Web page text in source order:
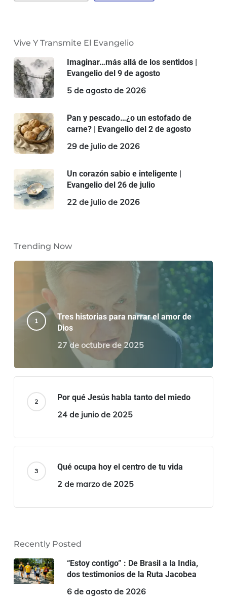
Vive Y Transmite El Evangelio
Imaginar…más allá de los sentidos |
Evangelio del 9 de agosto
5 de agosto de 2026
Pan y pescado…¿o un estofado de
carne? | Evangelio del 2 de agosto
29 de julio de 2026
Un corazón sabio e inteligente |
Evangelio del 26 de julio
22 de julio de 2026
Trending Now
Tres historias para narrar el amor de
Dios
27 de octubre de 2025
Por qué Jesús habla tanto del miedo
24 de junio de 2025
Qué ocupa hoy el centro de tu vida
2 de marzo de 2025
Recently Posted
“Estoy contigo” : De Brasil a la India,
dos testimonios de la Ruta Jacobea
6 de agosto de 2026